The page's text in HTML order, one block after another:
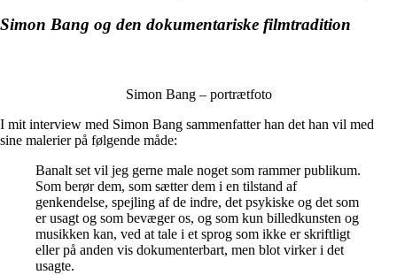
Simon Bang og den dokumentariske filmtradition
Simon Bang – portrætfoto
I mit interview med Simon Bang sammenfatter han det han vil med
sine malerier på følgende måde:
Banalt set vil jeg gerne male noget som rammer publikum.
Som berør dem, som sætter dem i en tilstand af
genkendelse, spejling af de indre, det psykiske og det som
er usagt og som bevæger os, og som kun billedkunsten og
musikken kan, ved at tale i et sprog som ikke er skriftligt
eller på anden vis dokumenterbart, men blot virker i det
usagte.